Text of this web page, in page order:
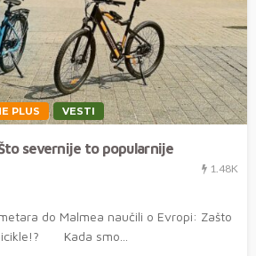
PLUS VESTI
severnije to popularnije
1.48K
do Malmea naučili o Evropi: Zašto
Kada smo...